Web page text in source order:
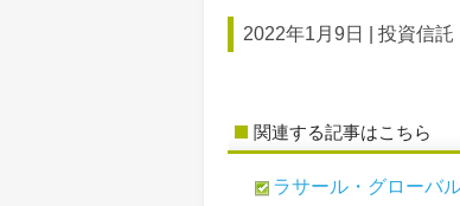
2022年1月9日 | 投資信託
関連する記事はこちら
ラサール・グローバ